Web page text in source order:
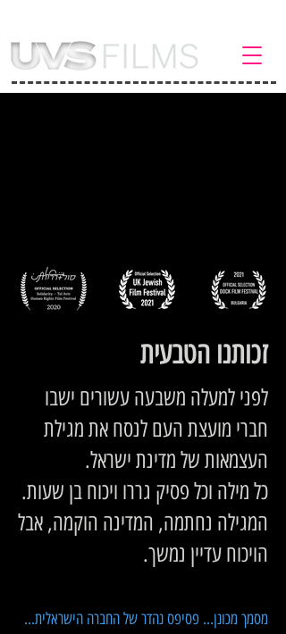
זכותנו הטבעית
לפני למעלה משבעה עשורים ישבו
חברי מועצת העם לנסח את מגילת
העצמאות של מדינת ישראל.
כל מילה וכל פסיק גררו ויכוח בן שעות.
המגילה נחתמה, המדינה הוקמה, אבל
הויכוח עדיין נמשך.
מסמך מכונן... פסיפס נהדר של החברה הישראלית...